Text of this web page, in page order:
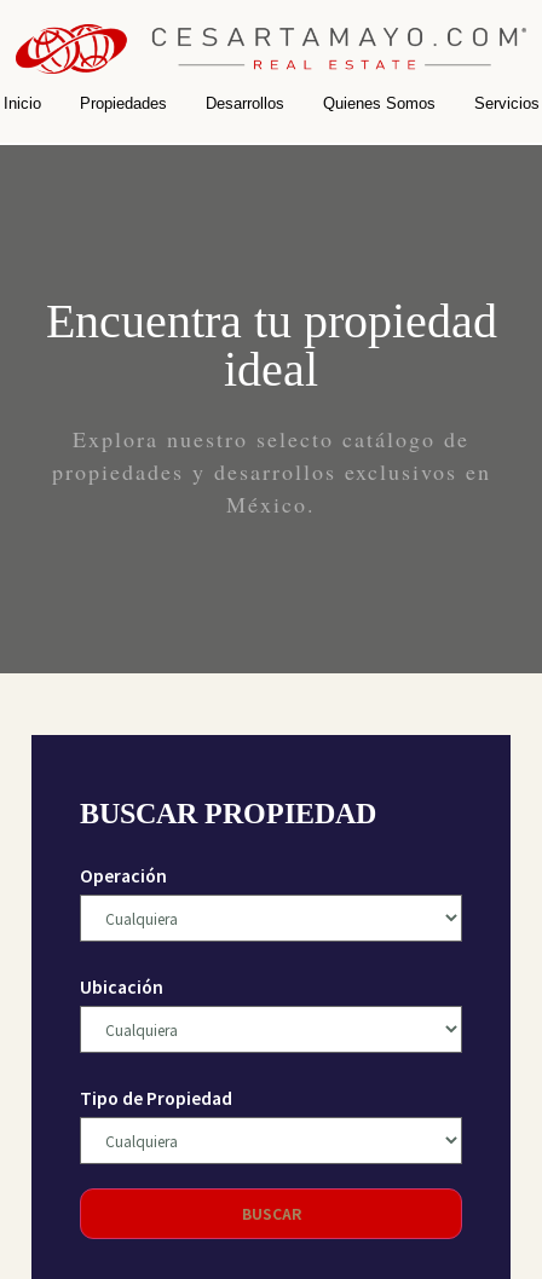
Inicio Propiedades Desarrollos Quienes Somos Servicios
Encuentra tu propiedad
ideal
Explora nuestro selecto catálogo de
propiedades y desarrollos exclusivos en
México.
BUSCAR PROPIEDAD
Operación
Ubicación
Tipo de Propiedad
BUSCAR